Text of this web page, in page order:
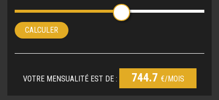
CALCULER
VOTRE MENSUALITÉ EST DE : 744.7 €/MOIS